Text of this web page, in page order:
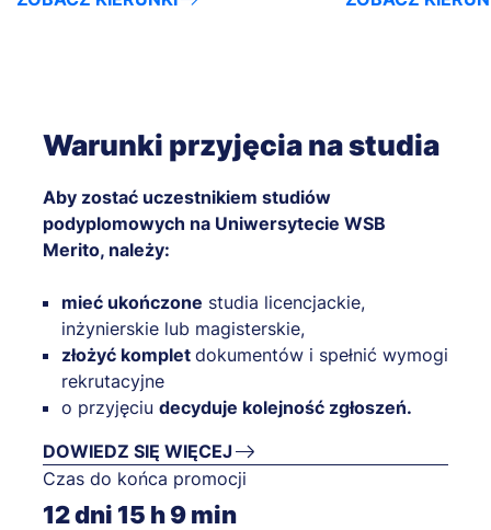
Warunki przyjęcia na studia
Aby zostać uczestnikiem studiów
podyplomowych na Uniwersytecie WSB
Merito, należy:
mieć ukończone studia licencjackie,
inżynierskie lub magisterskie,
złożyć komplet dokumentów i spełnić wymogi
rekrutacyjne
o przyjęciu decyduje kolejność zgłoszeń.
DOWIEDZ SIĘ WIĘCEJ
Czas do końca promocji
12dni 15 h9min